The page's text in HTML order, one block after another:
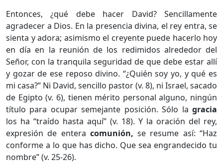
Entonces, ¿qué debe hacer David? Sencillamente
agradecer a Dios. En la presencia divina, el rey entra, se
sienta y adora; asimismo el creyente puede hacerlo hoy
en día en la reunión de los redimidos alrededor del
Señor, con la tranquila seguridad de que debe estar allí
y gozar de ese reposo divino. “¿Quién soy yo, y qué es
mi casa?” Ni David, sencillo pastor (v. 8), ni Israel, sacado
de Egipto (v. 6), tienen mérito personal alguno, ningún
título para ocupar semejante posición. Sólo la gracia
los ha “traído hasta aquí” (v. 18). Y la oración del rey,
expresión de entera comunión, se resume así: “Haz
conforme a lo que has dicho. Que sea engrandecido tu
nombre” (v. 25-26).